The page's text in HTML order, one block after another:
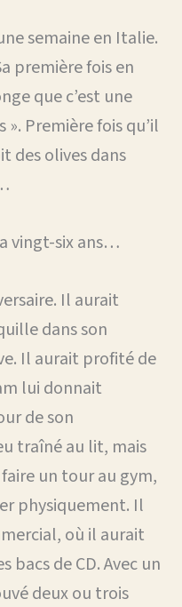
semaine en Italie.
première fois en
que c’est une
Première fois qu’il
des olives dans
vingt-six ans…
Il aurait
dans son
Il aurait profité de
lui donnait
de son
traîné au lit, mais
un tour au gym,
physiquement. Il
où il aurait
de CD. Avec un
deux ou trois